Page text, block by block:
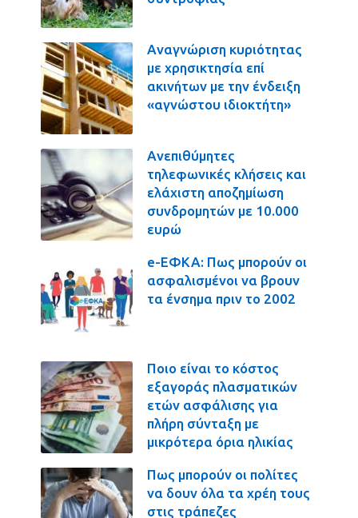
Αναγνώριση κυριότητας
με χρησικτησία επί
ακινήτων με την ένδειξη
«αγνώστου ιδιοκτήτη»
Ανεπιθύμητες
τηλεφωνικές κλήσεις και
ελάχιστη αποζημίωση
συνδρομητών με 10.000
ευρώ
e-ΕΦΚΑ: Πως μπορούν οι
ασφαλισμένοι να βρουν
τα ένσημα πριν το 2002
Ποιο είναι το κόστος
εξαγοράς πλασματικών
ετών ασφάλισης για
πλήρη σύνταξη με
μικρότερα όρια ηλικίας
Πως μπορούν οι πολίτες
να δουν όλα τα χρέη τους
στις τράπεζες